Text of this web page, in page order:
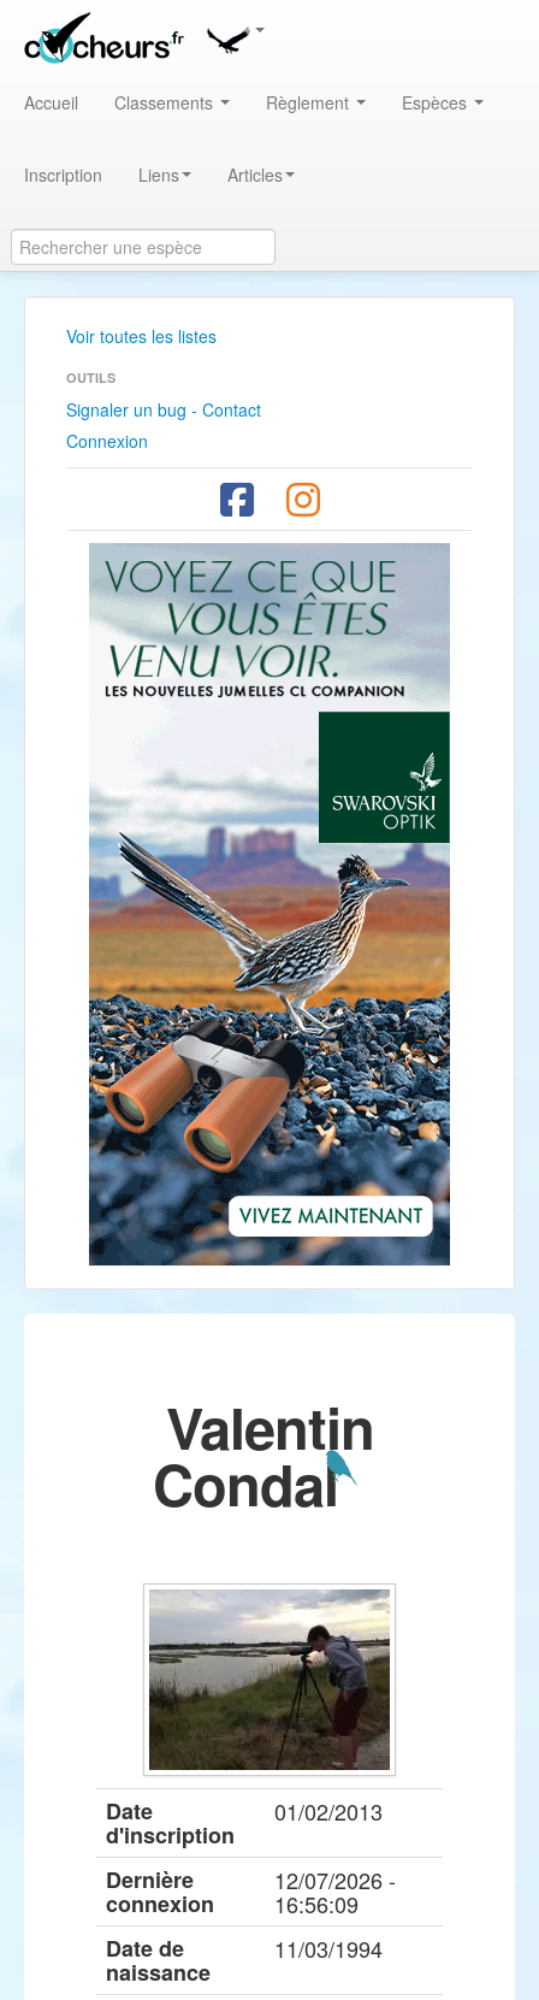
Accueil Classements Règlement Espèces
Inscription Liens Articles
Voir toutes les listes
OUTILS
Signaler un bug - Contact
Connexion
Valentin
Condal
Date
d'inscription
01/02/2013
Dernière
connexion
12/07/2026 -
16:56:09
Date de
naissance
11/03/1994